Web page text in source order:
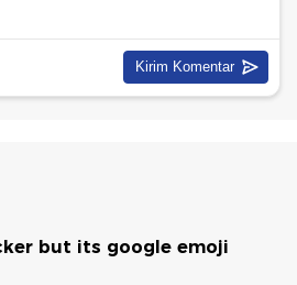
but its google emoji